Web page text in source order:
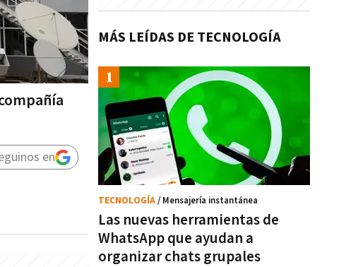
en
MÁS LEÍDAS DE TECNOLOGÍA
Las nuevas herramientas de
WhatsApp que ayudan a
organizar chats grupales
TECNOLOGÍA/ Mensajería instantánea